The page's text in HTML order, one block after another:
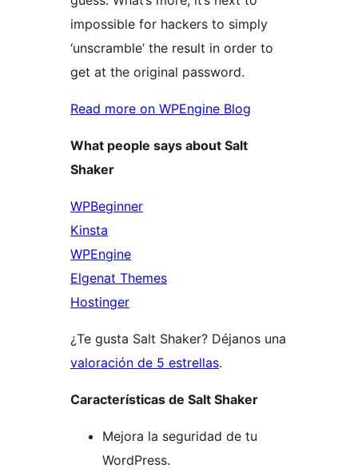
impossible for hackers to simply
‘unscramble’ the result in order to
get at the original password.
Read more on WPEngine Blog
What people says about Salt
Shaker
WPBeginner
Kinsta
WPEngine
Elgenat Themes
Hostinger
¿Te gusta Salt Shaker? Déjanos una
valoración de 5 estrellas.
Características de Salt Shaker
Mejora la seguridad de tu
WordPress.